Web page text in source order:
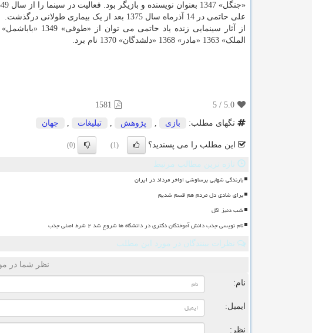
«جنگل» 1347 بعنوان نویسنده و بازیگر بود. فعالیت در سینما را از سال 1349 بعنوان نویسنده و کارگردان با فیلم «حسن کچل» شروع کرد.
علی حاتمی در 14 آذرماه سال 1375 بعد از یک بیماری طولانی درگذشت.
الملک» 1363 «مادر» 1368 «دلشدگان» 1370 نام برد.
5.0
/
5
1581
تگهای مطلب:
بازی پژوهش تبلیغات جهان
این مطلب را می پسندید؟ (1)
(0)
تازه ترین مطالب مرتبط
بارندگی شهابی برساوشی اواخر مرداد در ایران
برای شادی دل مردم هم قسم شدیم
شب دنیز اگل
نام نویسی جذب دانش آموختگان دکتری در دانشگاه ها شروع شد ۲ شرط اصلی جذب
نظرات بینندگان در مورد این مطلب
نظر شما در
نام:
ایمیل:
نظر: